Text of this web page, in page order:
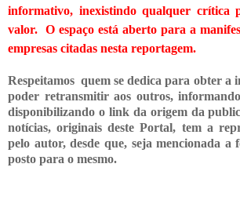
informativo, inexistindo qualquer crítica
valor. O espaço está aberto para a
empresas citadas nesta reportagem.
Respeitamos quem se dedica para obter a
poder retransmitiraos outros,
disponibilizando o link da origem da
notícias, originais deste Portal, tem a
pelo autor, desde que, seja mencionada a
posto para o mesmo.